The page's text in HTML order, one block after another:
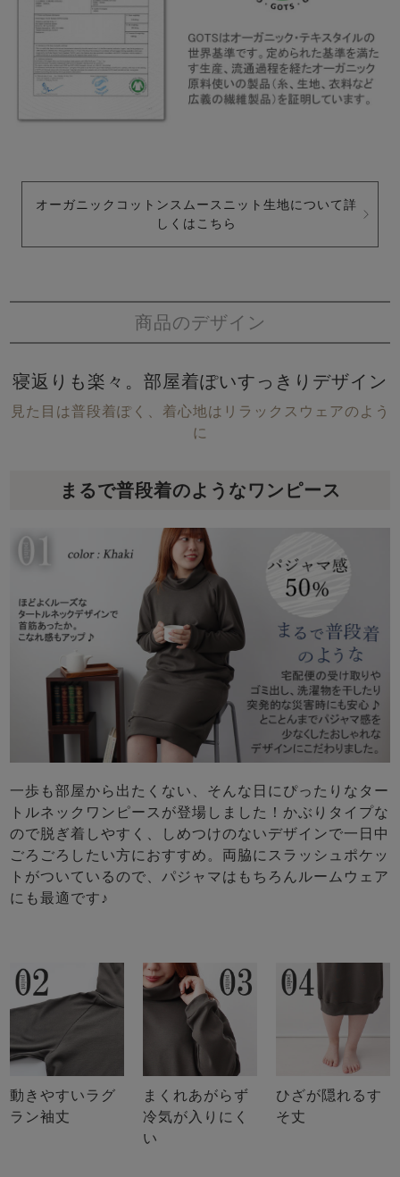
オーガニックコットンスムースニット生地について詳
しくはこちら
商品のデザイン
寝返りも楽々。部屋着ぽいすっきりデザイン
見た目は普段着ぽく、着心地はリラックスウェアのよう
に
まるで普段着のようなワンピース
一歩も部屋から出たくない、そんな日にぴったりなター
トルネックワンピースが登場しました！かぶりタイプな
ので脱ぎ着しやすく、しめつけのないデザインで一日中
ごろごろしたい方におすすめ。両脇にスラッシュポケッ
トがついているので、パジャマはもちろんルームウェア
にも最適です♪
動きやすいラグ
ラン袖丈
まくれあがらず
冷気が入りにく
い
ひざが隠れるす
そ丈